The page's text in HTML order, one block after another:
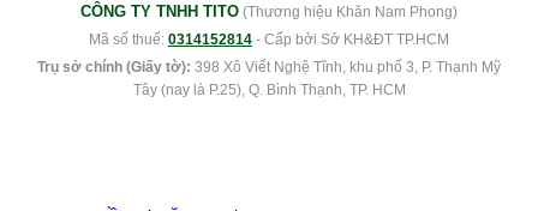
CÔNG TY TNHH TITO (Thương hiệu Khăn Nam Phong)
Mã số thuế: 0314152814 - Cấp bởi Sở KH&ĐT TP.HCM
Trụ sở chính (Giấy tờ): 398 Xô Viết Nghệ Tĩnh, khu phố 3, P. Thạnh Mỹ
Tây (nay là P.25), Q. Bình Thạnh, TP. HCM